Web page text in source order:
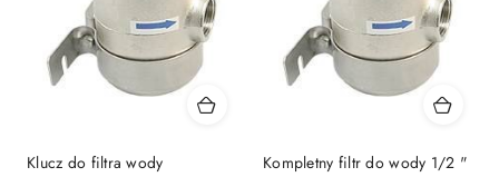
Klucz do filtra wody Kompletny filtr do wody 1/2 "